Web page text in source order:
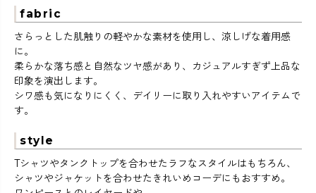
fabric
さらっとした肌触りの軽やかな素材を使用し、涼しげな着用感
に。
柔らかな落ち感と自然なツヤ感があり、カジュアルすぎず上品な
印象を演出します。
シワ感も気になりにくく、デイリーに取り入れやすいアイテムで
す。
style
Tシャツやタンクトップを合わせたラフなスタイルはもちろん、
シャツやジャケットを合わせたきれいめコーデにもおすすめ。